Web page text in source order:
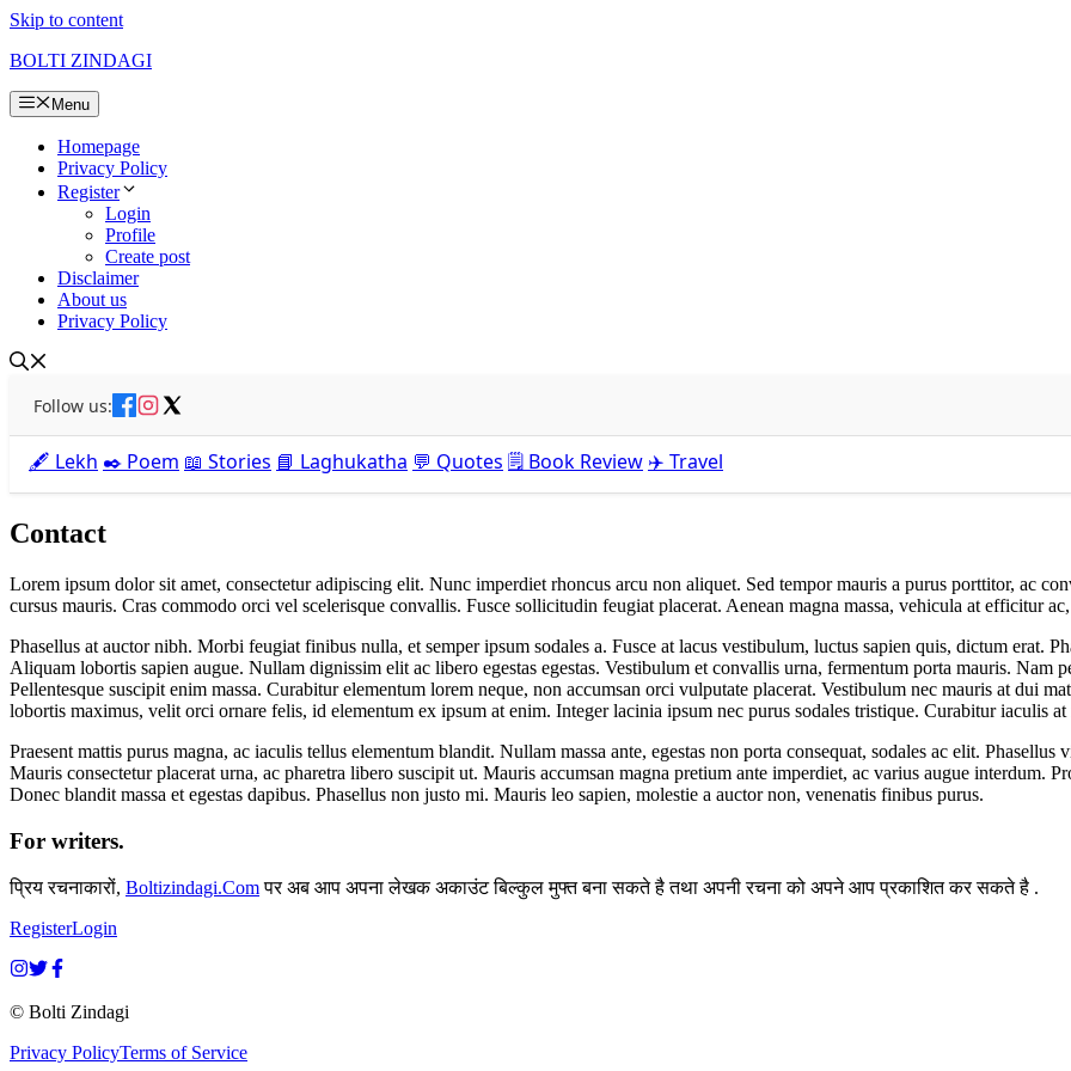
Skip to content
BOLTI ZINDAGI
Menu
Homepage
Privacy Policy
Register
Login
Profile
Create post
Disclaimer
About us
Privacy Policy
Follow us:
🖋️ Lekh ✒️ Poem 📖 Stories 📘 Laghukatha 💬 Quotes 🗒️ Book Review ✈️ Travel
Contact
Lorem ipsum dolor sit amet, consectetur adipiscing elit. Nunc imperdiet rhoncus arcu non aliquet. Sed tempor mauris a purus porttitor, ac
cursus mauris. Cras commodo orci vel scelerisque convallis. Fusce sollicitudin feugiat placerat. Aenean magna massa, vehicula at efficitur
Phasellus at auctor nibh. Morbi feugiat finibus nulla, et semper ipsum sodales a. Fusce at lacus vestibulum, luctus sapien quis, dictum erat.
Aliquam lobortis sapien augue. Nullam dignissim elit ac libero egestas egestas. Vestibulum et convallis urna, fermentum porta mauris. Nam
Pellentesque suscipit enim massa. Curabitur elementum lorem neque, non accumsan orci vulputate placerat. Vestibulum nec mauris at dui
lobortis maximus, velit orci ornare felis, id elementum ex ipsum at enim. Integer lacinia ipsum nec purus sodales tristique. Curabitur iaculis
Praesent mattis purus magna, ac iaculis tellus elementum blandit. Nullam massa ante, egestas non porta consequat, sodales ac elit.
Mauris consectetur placerat urna, ac pharetra libero suscipit ut. Mauris accumsan magna pretium ante imperdiet, ac varius augue interdum.
Donec blandit massa et egestas dapibus. Phasellus non justo mi. Mauris leo sapien, molestie a auctor non, venenatis finibus purus.
For writers.
प्रिय रचनाकारों, Boltizindagi.Comपर अब आप अपना लेखक अकाउंट बिल्कुल मुफ्त बना सकते है तथा अपनी रचना को अपने आप प्रकाशित कर सकते है .
RegisterLogin
© Bolti Zindagi
Privacy PolicyTerms of Service